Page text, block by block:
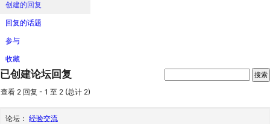
创建的回复
回复的话题
参与
收藏
已创建论坛回复
查看 2 回复 - 1 至 2 (总计 2)
论坛： 经验交流